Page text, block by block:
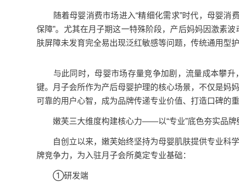
随着母婴消费市场进入“精细化需求”时代，母婴消费
保障”。尤其在月子期这一特殊阶段，产后妈妈因激素
肤屏障未发育完全易出现泛红敏感等问题，传统通用型
与此同时，母婴市场存量竞争加剧，流量成本攀升
键。月子会所作为产后母婴护理的核心场景，不仅是妈
可靠的用户心智，成为品牌传递专业价值、打造口碑的重
嫩芙三大维度构建核心力——以“专业”底色夯实品牌
自创立以来，嫩芙始终坚持为母婴肌肤提供专业科
牌竞争力，为入驻月子会所奠定专业基础：
①研发端